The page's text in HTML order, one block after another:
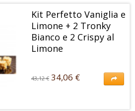
Kit Perfetto Vaniglia e
Limone + 2 Tronky
Bianco e 2 Crispy al
Limone
43,12 € 34,06 €